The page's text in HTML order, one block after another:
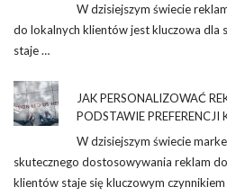
W dzisiejszym świecie
do lokalnych klientów jest kluczowa dla
staje …
JAK PERSONALIZOWAĆ
PODSTAWIE PREFERENCJI
W dzisiejszym świecie
skutecznego dostosowywania reklam
klientów staje się kluczowym